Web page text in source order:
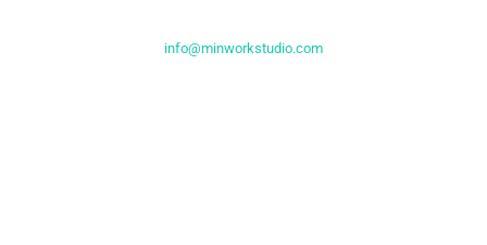
info@minworkstudio.com